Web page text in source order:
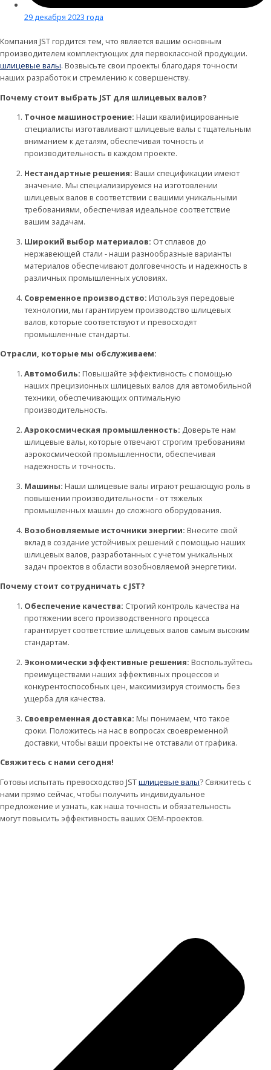
29 декабря 2023 года
Компания JST гордится тем, что является вашим основным
производителем комплектующих для первоклассной продукции.
шлицевые валы. Возвысьте свои проекты благодаря точности
наших разработок и стремлению к совершенству.
Почему стоит выбрать JST для шлицевых валов?
Точное машиностроение: Наши квалифицированные
специалисты изготавливают шлицевые валы с тщательным
вниманием к деталям, обеспечивая точность и
производительность в каждом проекте.
Нестандартные решения: Ваши спецификации имеют
значение. Мы специализируемся на изготовлении
шлицевых валов в соответствии с вашими уникальными
требованиями, обеспечивая идеальное соответствие
вашим задачам.
Широкий выбор материалов: От сплавов до
нержавеющей стали - наши разнообразные варианты
материалов обеспечивают долговечность и надежность в
различных промышленных условиях.
Современное производство: Используя передовые
технологии, мы гарантируем производство шлицевых
валов, которые соответствуют и превосходят
промышленные стандарты.
Отрасли, которые мы обслуживаем:
Автомобиль: Повышайте эффективность с помощью
наших прецизионных шлицевых валов для автомобильной
техники, обеспечивающих оптимальную
производительность.
Аэрокосмическая промышленность: Доверьте нам
шлицевые валы, которые отвечают строгим требованиям
аэрокосмической промышленности, обеспечивая
надежность и точность.
Машины: Наши шлицевые валы играют решающую роль в
повышении производительности - от тяжелых
промышленных машин до сложного оборудования.
Возобновляемые источники энергии: Внесите свой
вклад в создание устойчивых решений с помощью наших
шлицевых валов, разработанных с учетом уникальных
задач проектов в области возобновляемой энергетики.
Почему стоит сотрудничать с JST?
Обеспечение качества: Строгий контроль качества на
протяжении всего производственного процесса
гарантирует соответствие шлицевых валов самым высоким
стандартам.
Экономически эффективные решения: Воспользуйтесь
преимуществами наших эффективных процессов и
конкурентоспособных цен, максимизируя стоимость без
ущерба для качества.
Своевременная доставка: Мы понимаем, что такое
сроки. Положитесь на нас в вопросах своевременной
доставки, чтобы ваши проекты не отставали от графика.
Свяжитесь с нами сегодня!
Готовы испытать превосходство JSTшлицевые валы? Свяжитесь с
нами прямо сейчас, чтобы получить индивидуальное
предложение и узнать, как наша точность и обязательность
могут повысить эффективность ваших OEM-проектов.